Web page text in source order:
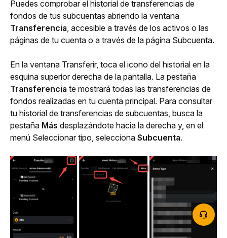
Puedes comprobar el historial de transferencias de
Transferencia , accesible a través de los activos o las
páginas de tu cuenta o a través de la página Subcuenta.
En la ventana Transferir, toca el icono del historial en la
Transferencia te mostrará todas las transferencias de
fondos realizadas en tu cuenta principal. Para consultar
tu historial de transferencias de subcuentas, busca la
pestaña Más desplazándote hacia la derecha y, en el
menú Seleccionar tipo, selecciona Subcuenta.